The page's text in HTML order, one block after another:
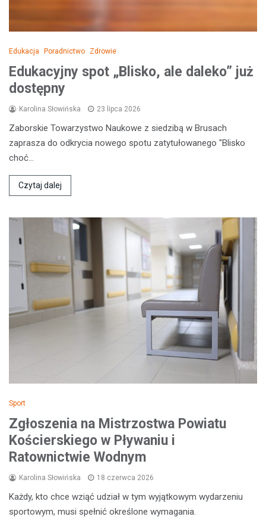
Edukacja Poradnictwo Zdrowie
Edukacyjny spot „Blisko, ale daleko” już
dostępny
Karolina Słowińska 23 lipca 2026
Zaborskie Towarzystwo Naukowe z siedzibą w Brusach
zaprasza do odkrycia nowego spotu zatytułowanego "Blisko
choć…
Czytaj dalej
Sport
Zgłoszenia na Mistrzostwa Powiatu
Kościerskiego w Pływaniu i
Ratownictwie Wodnym
Karolina Słowińska 18 czerwca 2026
Każdy, kto chce wziąć udział w tym wyjątkowym wydarzeniu
sportowym, musi spełnić określone wymagania.